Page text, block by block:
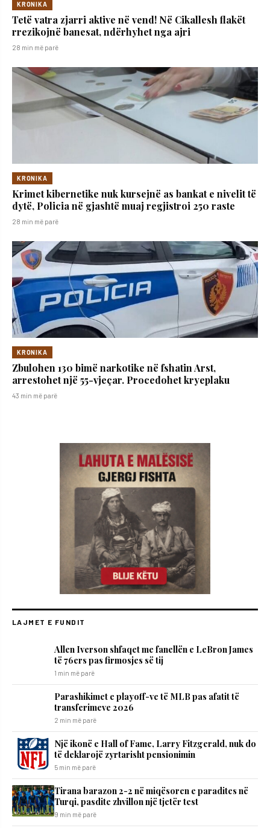
KRONIKA
Tetë vatra zjarri aktive në vend! Në Cikallesh flakët
rrezikojnë banesat, ndërhyhet nga ajri
28 min më parë
KRONIKA
Krimet kibernetike nuk kursejnë as bankat e nivelit të
dytë, Policia në gjashtë muaj regjistroi 250 raste
28 min më parë
KRONIKA
Zbulohen 130 bimë narkotike në fshatin Arst,
arrestohet një 55-vjeçar. Procedohet kryeplaku
43 min më parë
LAJMET E FUNDIT
Allen Iverson shfaqet me fanellën e LeBron James
të 76ers pas firmosjes së tij
1 min më parë
Parashikimet e playoff-ve të MLB pas afatit të
transferimeve 2026
2 min më parë
Një ikonë e Hall of Fame, Larry Fitzgerald, nuk do
të deklarojë zyrtarisht pensionimin
5 min më parë
Tirana barazon 2-2 në miqësoren e paradites në
Turqi, pasdite zhvillon një tjetër test
9 min më parë